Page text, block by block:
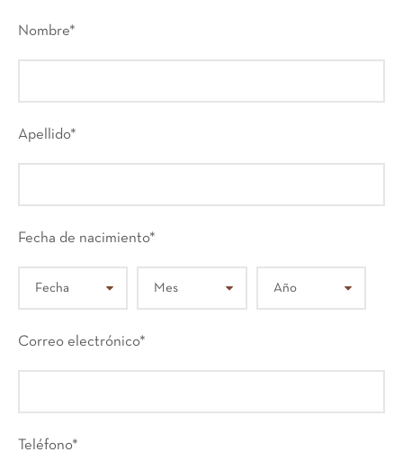
Nombre*
Apellido*
Fecha de nacimiento*
Correo electrónico*
Teléfono*